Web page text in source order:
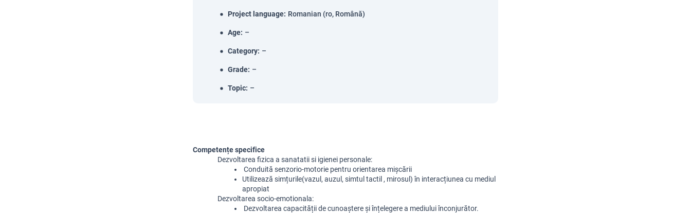
Project language: Romanian (ro, Română)
Age: –
Category: –
Grade: –
Topic: –
Competențe specifice
Dezvoltarea fizica a sanatatii si igienei personale:
Conduită senzorio-motorie pentru orientarea mișcării
Utilizează simțurile(vazul, auzul, simtul tactil , mirosul) în interacțiunea cu mediul
apropiat
Dezvoltarea socio-emotionala:
Dezvoltarea capacității de cunoaștere și înțelegere a mediului înconjurător.